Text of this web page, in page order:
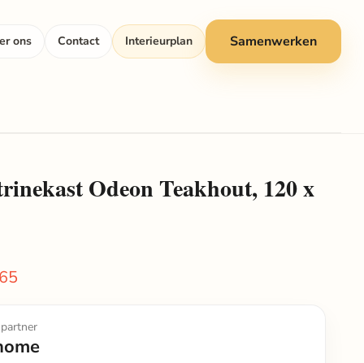
ons Contact Interieurplan Samenwerken
Odeon Teakhout, 120 x